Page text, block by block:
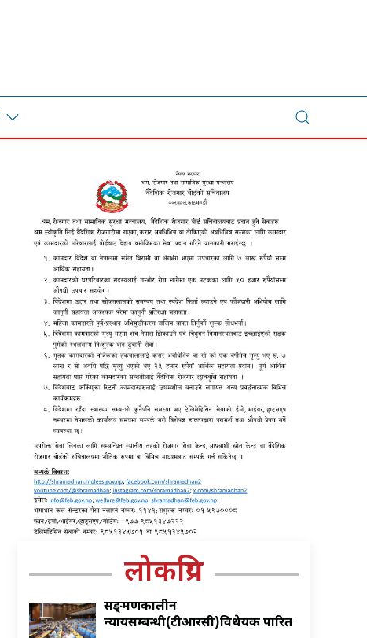
लोकप्रिय
सङ्क्रमणकालीन
न्यायसम्बन्धी(टीआरसी)विधेयक पारित